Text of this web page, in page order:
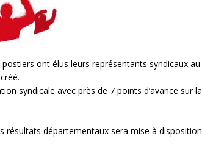
1er MAI 2024 ACTUALITÉ
ont élus leurs représentants syndicaux au
syndicale avec près de 7 points d’avance sur la
résultats départementaux sera mise à disposition